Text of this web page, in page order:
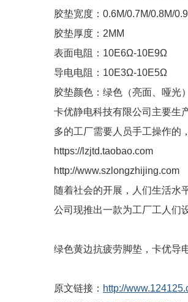
胶垫宽度：0.6M/0.7M/0.8M/
胶垫厚度：2MM
表面电阻：10E6Ω-10E9Ω
导电电阻：10E3Ω-10E5Ω
胶垫颜色：绿色（亮面、哑光）
卡优静电科技有限公司主要生
多的工厂需要人员手工操作的
https://lzjtd.taobao.com
http://www.szlongzhijing.com
随着社会的开展，人们生活水
公司现推出一款为工厂工人们
绿色黄边抗疲劳脚垫，卡优导
原文链接： http://